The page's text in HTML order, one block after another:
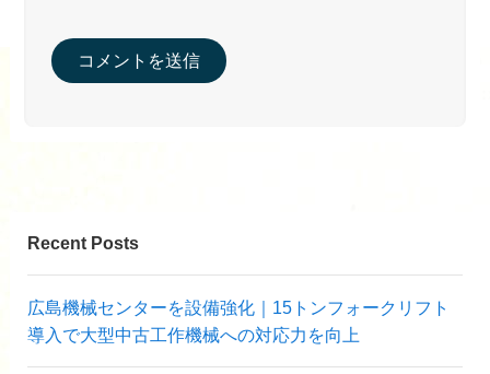
Recent Posts
広島機械センターを設備強化｜15トンフォークリフト
導入で大型中古工作機械への対応力を向上